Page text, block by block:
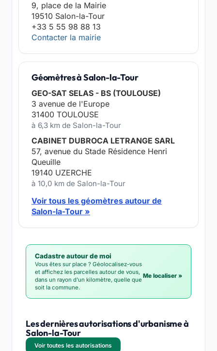
9, place de la Mairie
19510 Salon-la-Tour
+33 5 55 98 88 13
Contacter la mairie
Géomètres à Salon-la-Tour
GEO-SAT SELAS - BS (TOULOUSE)
3 avenue de l'Europe
31400 TOULOUSE
à 6,3 km de Salon-la-Tour
CABINET DUBROCA LETRANGE SARL
57, avenue du Stade Résidence Henri
Queuille
19140 UZERCHE
à 10,0 km de Salon-la-Tour
Voir tous les géomètres autour de
Salon-la-Tour »
Cadastre autour de moi
Vous êtes sur place ? Géolocalisez-vous
et affichez les parcelles autour de vous,
dans un rayon d'un kilomètre, quelle que
soit la commune.
Me localiser »
Les dernières autorisations d'urbanisme à
Salon-la-Tour
Voir toutes les autorisations